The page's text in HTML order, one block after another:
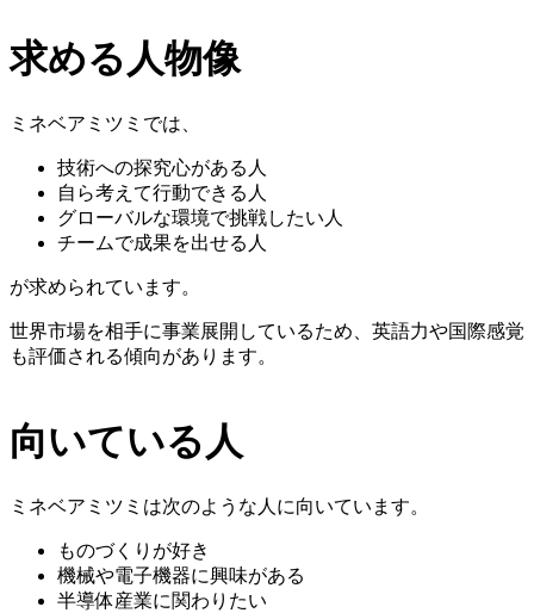
求める人物像
ミネベアミツミでは、
技術への探究心がある人
自ら考えて行動できる人
グローバルな環境で挑戦したい人
チームで成果を出せる人
が求められています。
世界市場を相手に事業展開しているため、英語力や国際感覚
も評価される傾向があります。
向いている人
ミネベアミツミは次のような人に向いています。
ものづくりが好き
機械や電子機器に興味がある
半導体産業に関わりたい